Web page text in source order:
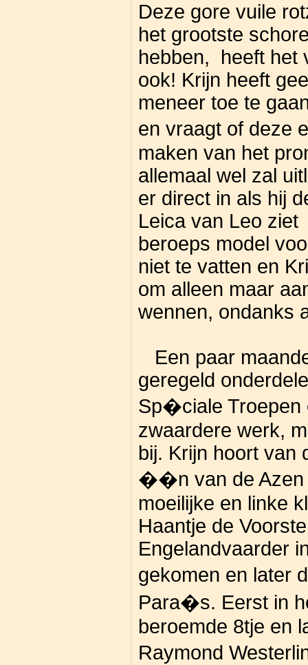
Deze gore vuile
het grootste
hebben, heeft het
ook! Krijn heeft
meneer toe te
en vraagt of deze
maken van het
allemaal wel zal
er direct in als hij
Leica van Leo
beroeps model
niet te vatten en
om alleen maar
wennen, ondanks
Een paar
geregeld
Sp�ciale Troepen
zwaardere werk,
bij. Krijn hoort van
��n van de Azen
moeilijke en linke
Haantje de
Engelandvaarder
gekomen en later
Para�s. Eerst in
beroemde 8tje en
Raymond